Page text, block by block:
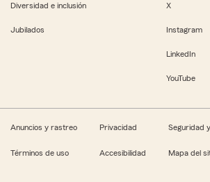
Diversidad e inclusión
Jubilados
X
Instagram
LinkedIn
YouTube
Anuncios y rastreo Privacidad Seguridad
Términos de uso Accesibilidad Mapa del